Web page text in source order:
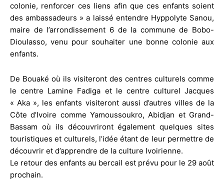
colonie, renforcer ces liens afin que ces enfants soient
des ambassadeurs » a laissé entendre Hyppolyte Sanou,
maire de l’arrondissement 6 de la commune de Bobo-
Dioulasso, venu pour souhaiter une bonne colonie aux
enfants.
De Bouaké où ils visiteront des centres culturels comme
le centre Lamine Fadiga et le centre culturel Jacques
« Aka », les enfants visiteront aussi d’autres villes de la
Côte d’Ivoire comme Yamoussoukro, Abidjan et Grand-
Bassam où ils découvriront également quelques sites
touristiques et culturels, l’idée étant de leur permettre de
découvrir et d’apprendre de la culture Ivoirienne.
Le retour des enfants au bercail est prévu pour le 29 août
prochain.